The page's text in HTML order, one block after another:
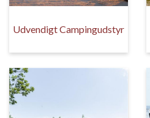
Udvendigt Campingudstyr